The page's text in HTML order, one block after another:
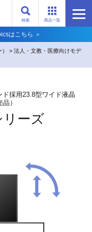
検索 商品一覧
はこちら ＞
>法人・文教・医療向けモデ
採用23.8型ワイド液晶
）
リーズ